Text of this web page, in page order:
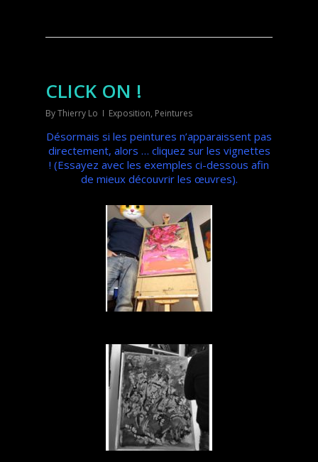
CLICK ON !
ByThierry Lo Exposition, Peintures
Désormais si les peintures n’apparaissent pas
directement, alors … cliquez sur les vignettes
! (Essayez avec les exemples ci-dessous afin
de mieux découvrir les œuvres).